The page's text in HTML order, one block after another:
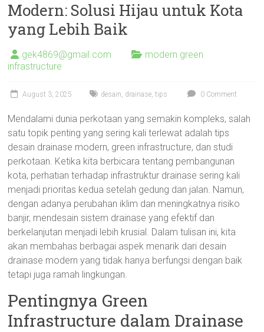
Modern: Solusi Hijau untuk Kota
yang Lebih Baik
gek4869@gmail.com
modern green
infrastructure
August 3, 2025 desain, drainase,tips 0 Comment
Mendalami dunia perkotaan yang semakin kompleks, salah
satu topik penting yang sering kali terlewat adalah tips
desain drainase modern, green infrastructure, dan studi
perkotaan. Ketika kita berbicara tentang pembangunan
kota, perhatian terhadap infrastruktur drainase sering kali
menjadi prioritas kedua setelah gedung dan jalan. Namun,
dengan adanya perubahan iklim dan meningkatnya risiko
banjir, mendesain sistem drainase yang efektif dan
berkelanjutan menjadi lebih krusial. Dalam tulisan ini, kita
akan membahas berbagai aspek menarik dari desain
drainase modern yang tidak hanya berfungsi dengan baik
tetapi juga ramah lingkungan.
Pentingnya Green
Infrastructure dalam Drainase